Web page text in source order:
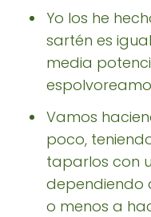
Yo los he
sartén es
media
Vamos
poco,
taparlos con
dependiendo
o menos a